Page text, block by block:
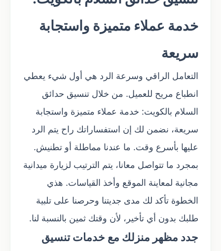
خدمة عملاء متميزة واستجابة
سريعة
التعامل الراقي وسرعة الرد هي أول شيء يعطي
انطباع مريح للعميل. من خلال تنسيق حدائق
السلام بالكويت: خدمة عملاء متميزة واستجابة
سريعة، نضمن لك إن استفساراتك راح يتم الرد
عليها بأسرع وقت. ما عندنا مماطلة أو تطنيش.
بمجرد ما تتواصل معانا، يتم الترتيب لزيارة ميدانية
مجانية لمعاينة الموقع وأخذ القياسات. هذي
الخطوة تأكد لك مدى جديتنا وحرصنا على تلبية
طلبك بدون أي تأخير، لأن وقتك ثمين بالنسبة لنا.
جدد مظهر منزلك مع خدمات تنسيق